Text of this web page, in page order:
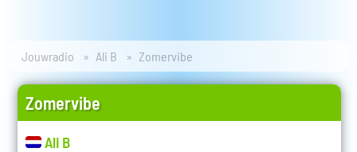
Jouwradio Ali B Zomervibe
Zomervibe
Ali B